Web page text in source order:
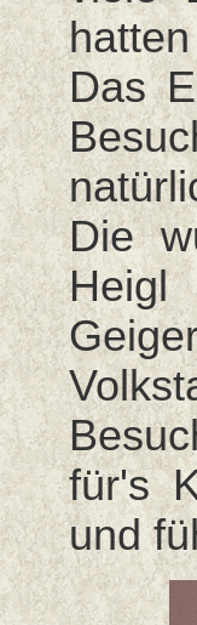
Das
Die
Heigl
für's
und